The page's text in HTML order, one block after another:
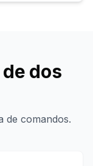
dos
de comandos.